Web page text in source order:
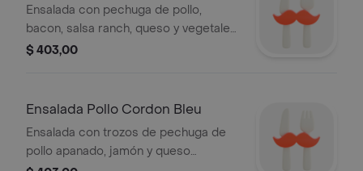
Ensalada con pechuga de pollo,
bacon, salsa ranch, queso y vegetales
más las salsas de tu elección.
$ 403,00
Ensalada Pollo Cordon Bleu
Ensalada con trozos de pechuga de
pollo apanado, jamón y queso